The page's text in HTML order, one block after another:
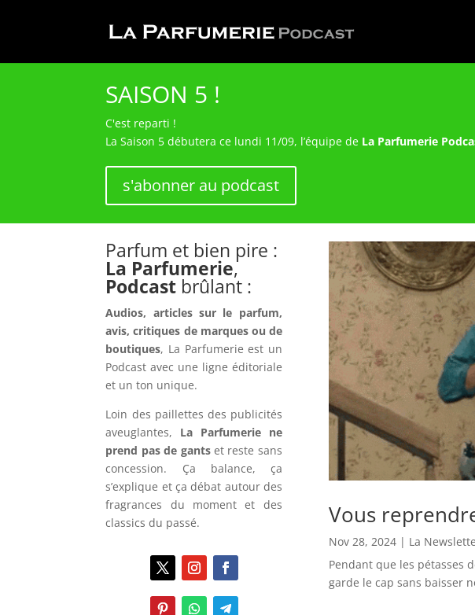
SAISON 5 !
C'est reparti !
La Saison 5 débutera ce lundi 11/09, l’équipe de La Parfumerie
s'abonner au podcast
Parfum et bien pire :
La Parfumerie,
Podcast brûlant :
Audios, articles sur le parfum,
avis, critiques de marques ou de
boutiques, La Parfumerie est un
Podcast avec une ligne éditoriale
et un ton unique.
Loin des paillettes des publicités
aveuglantes,
La Parfumerie ne
prend pas de gants et reste sans
concession. Ça balance, ça
s’explique et ça débat autour des
fragrances du moment et des
classics du passé.
Vous
Nov 28, 2024| La
Pendant que les pétasses
garde le cap sans baisser